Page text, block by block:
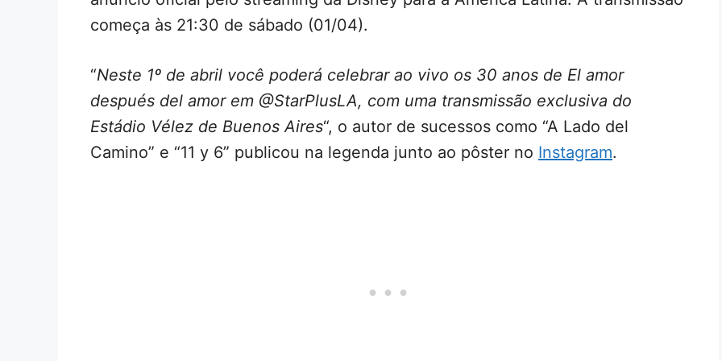
começa às 21:30 de sábado (01/04).
“Neste 1º de abril você poderá celebrar ao vivo os 30 anos de El amor
después del amor em @StarPlusLA, com uma transmissão exclusiva do
Estádio Vélez de Buenos Aires“, o autor de sucessos como “A Lado del
Camino” e “11 y 6” publicou na legenda junto ao pôster no Instagram.